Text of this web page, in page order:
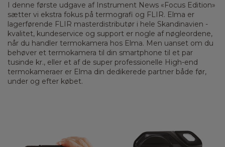
I denne første udgave af Instrument News «Focus Edition»
sætter vi ekstra fokus på termografi og FLIR. Elma er
lagerførende FLIR masterdistributør i hele Skandinavien -
kvalitet, kundeservice og support er nogle af nøgleordene,
når du handler termokamera hos Elma. Men uanset om du
behøver et termokamera til din smartphone til et par
tusinde kr., eller et af de super professionelle High-end
termokameraer er Elma din dedikerede partner både før,
under og efter købet.